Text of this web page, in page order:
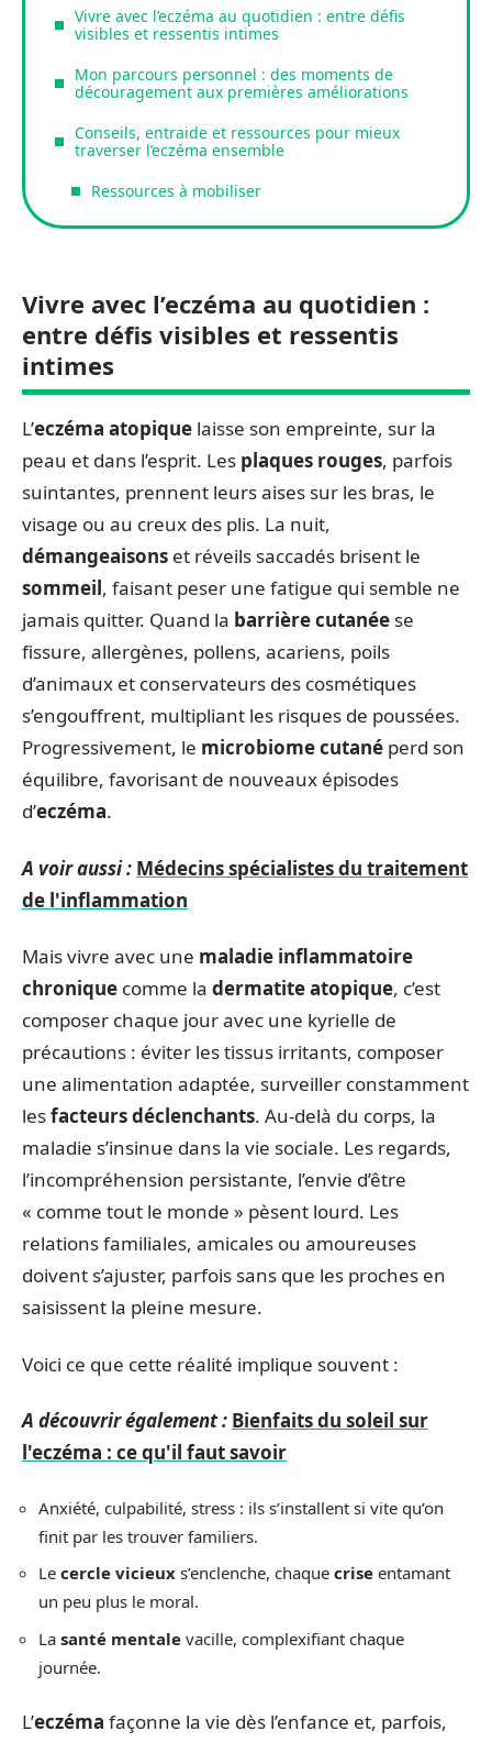
Vivre avec l’eczéma au quotidien : entre défis
visibles et ressentis intimes
Mon parcours personnel : des moments de
découragement aux premières améliorations
Conseils, entraide et ressources pour mieux
traverser l’eczéma ensemble
Ressources à mobiliser
Vivre avec l’eczéma au quotidien :
entre défis visibles et ressentis
intimes
L’eczéma atopique laisse son empreinte, sur la
peau et dans l’esprit. Les plaques rouges, parfois
suintantes, prennent leurs aises sur les bras, le
visage ou au creux des plis. La nuit,
démangeaisons et réveils saccadés brisent le
sommeil, faisant peser une fatigue qui semble ne
jamais quitter. Quand la barrière cutanée se
fissure, allergènes, pollens, acariens, poils
d’animaux et conservateurs des cosmétiques
s’engouffrent, multipliant les risques de poussées.
Progressivement, le microbiome cutané perd son
équilibre, favorisant de nouveaux épisodes
d’eczéma.
A voir aussi : Médecins spécialistes du traitement
de l'inflammation
Mais vivre avec une maladie inflammatoire
chronique comme la dermatite atopique, c’est
composer chaque jour avec une kyrielle de
précautions : éviter les tissus irritants, composer
une alimentation adaptée, surveiller constamment
lesfacteurs déclenchants. Au-delà du corps, la
maladie s’insinue dans la vie sociale. Les regards,
l’incompréhension persistante, l’envie d’être
« comme tout le monde » pèsent lourd. Les
relations familiales, amicales ou amoureuses
doivent s’ajuster, parfois sans que les proches en
saisissent la pleine mesure.
Voici ce que cette réalité implique souvent :
A découvrir également : Bienfaits du soleil sur
l'eczéma : ce qu'il faut savoir
Anxiété, culpabilité, stress : ils s’installent si vite qu’on
finit par les trouver familiers.
Le cercle vicieux s’enclenche, chaque crise entamant
un peu plus le moral.
La santé mentale vacille, complexifiant chaque
journée.
L’eczéma façonne la vie dès l’enfance et, parfois,